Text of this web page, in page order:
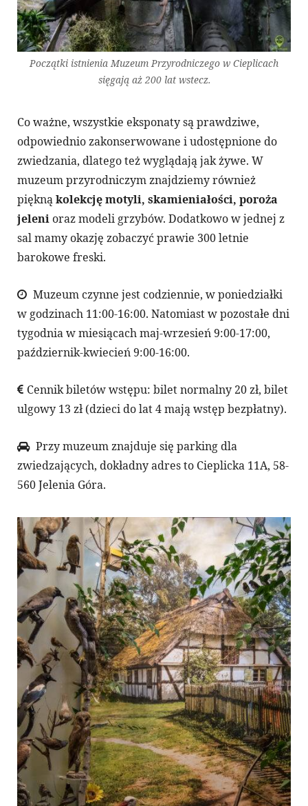
Początki istnienia Muzeum Przyrodniczego w Cieplicach
sięgają aż 200 lat wstecz.
Co ważne, wszystkie eksponaty są prawdziwe,
odpowiednio zakonserwowane i udostępnione do
zwiedzania, dlatego też wyglądają jak żywe. W
muzeum przyrodniczym znajdziemy również
pięknąkolekcję motyli, skamieniałości, poroża
jelenioraz modeli grzybów. Dodatkowo w jednej z
sal mamy okazję zobaczyć prawie 300 letnie
barokowe freski.
Muzeum czynne jest codziennie, w poniedziałki
w godzinach 11:00-16:00. Natomiast w pozostałe dni
tygodnia w miesiącach maj-wrzesień 9:00-17:00,
październik-kwiecień 9:00-16:00.
Cennik biletów wstępu: bilet normalny 20 zł, bilet
ulgowy 13 zł (dzieci do lat 4 mają wstęp bezpłatny).
Przy muzeum znajduje się parking dla
zwiedzających, dokładny adres to Cieplicka 11A, 58-
560 Jelenia Góra.